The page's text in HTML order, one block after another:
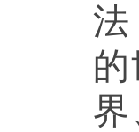
法